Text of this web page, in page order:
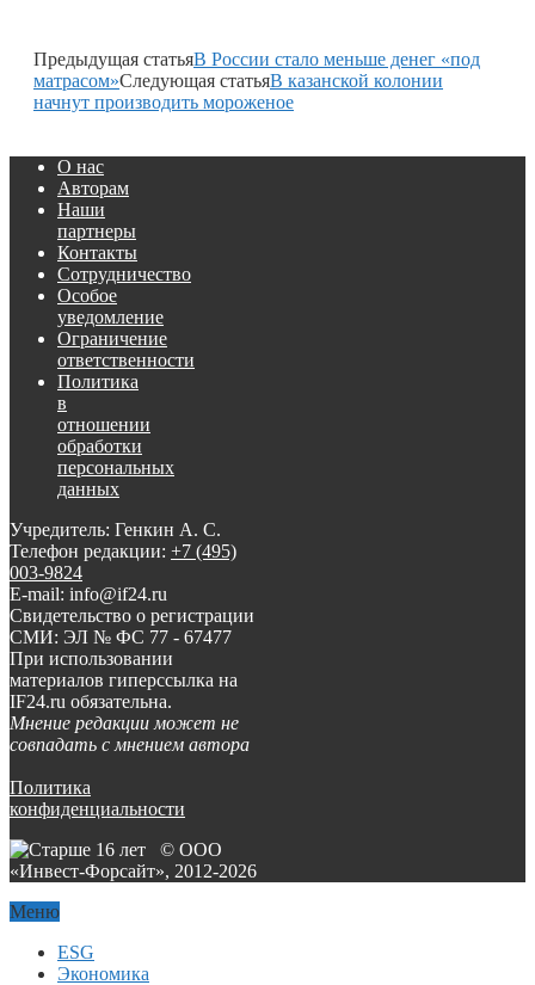
Предыдущая статьяВ России стало меньше денег «под
матрасом»Следующая статьяВ казанской колонии
начнут производить мороженое
О нас
Авторам
Наши
партнеры
Контакты
Сотрудничество
Особое
уведомление
Ограничение
ответственности
Политика
в
отношении
обработки
персональных
данных
Учредитель: Генкин А. С.
Телефон редакции: +7 (495)
003-9824
E-mail: info@if24.ru
Свидетельство о регистрации
СМИ: ЭЛ № ФС 77 - 67477
При использовании
материалов гиперссылка на
IF24.ru обязательна.
Мнение редакции может не
совпадать с мнением автора
Политика
конфиденциальности
© ООО
«Инвест-Форсайт», 2012-2026
Меню
ESG
Экономика